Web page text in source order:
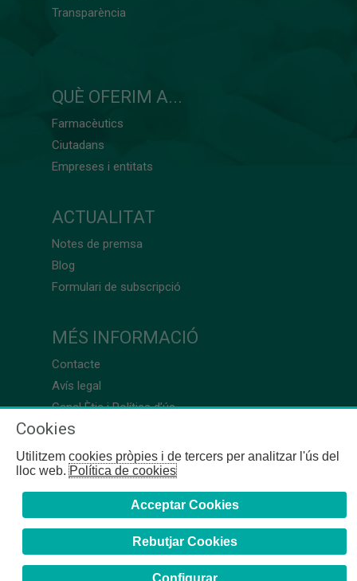
Transparència
QUÈ OFERIM A...
Farmacèutics
Ciutadans
Empreses i entitats
ACTUALITAT
Notes de premsa
Blog
Formulari de subscripció
MÉS INFORMACIÓ
Contacte
Avís legal
Canal Ètic i Política d’ús
Cookies
Utilitzem cookies pròpies i de tercers per analitzar l'ús del
lloc web.Política de cookies
Acceptar Cookies
Rebutjar Cookies
Configurar